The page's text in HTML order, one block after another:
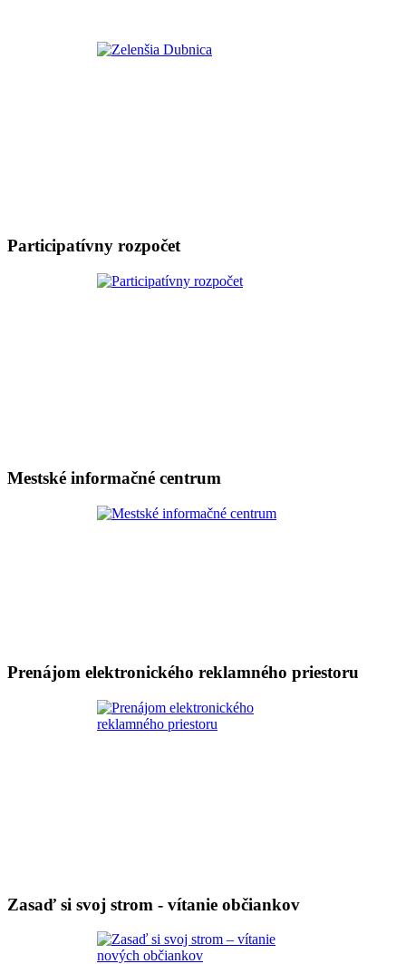
Participatívny rozpočet
Mestské informačné centrum
Prenájom elektronického reklamného priestoru
Zasaď si svoj strom - vítanie občiankov